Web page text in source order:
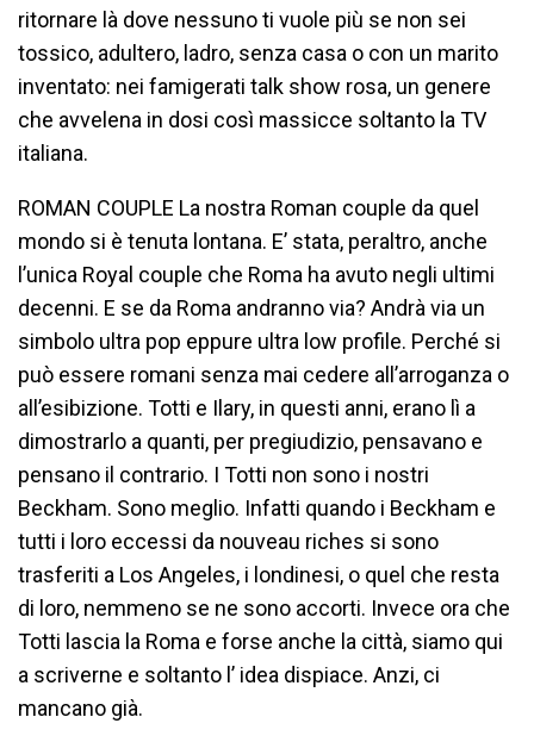
ritornare là dove nessuno ti vuole più se non sei
tossico, adultero, ladro, senza casa o con un marito
inventato: nei famigerati talk show rosa, un genere
che avvelena in dosi così massicce soltanto la TV
italiana.
ROMAN COUPLE La nostra Roman couple da quel
mondo si è tenuta lontana. E’ stata, peraltro, anche
l’unica Royal couple che Roma ha avuto negli ultimi
decenni. E se da Roma andranno via? Andrà via un
simbolo ultra pop eppure ultra low profile. Perché si
può essere romani senza mai cedere all’arroganza o
all’esibizione. Totti e Ilary, in questi anni, erano lì a
dimostrarlo a quanti, per pregiudizio, pensavano e
pensano il contrario. I Totti non sono i nostri
Beckham. Sono meglio. Infatti quando i Beckham e
tutti i loro eccessi da nouveau riches si sono
trasferiti a Los Angeles, i londinesi, o quel che resta
di loro, nemmeno se ne sono accorti. Invece ora che
Totti lascia la Roma e forse anche la città, siamo qui
a scriverne e soltanto l’ idea dispiace. Anzi, ci
mancano già.